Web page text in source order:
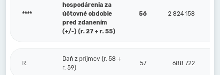
****
hospodárenia za
účtovné obdobie
pred zdanením
(+/-) (r. 27 + r. 55)
56 2 824 158
R.
Daň z príjmov (r. 58 +
r. 59)
57 688 722